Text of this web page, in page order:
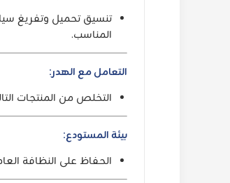
تنسيق تحميل وتفريغ
المناسب.
التعامل مع الهدر:
التخلص من المنتجات
بيئة المستودع:
الحفاظ على النظافة